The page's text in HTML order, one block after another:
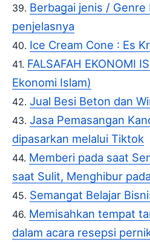
Berbagai jenis / Genre
penjelasnya
Ice Cream Cone : Es
FALSAFAH EKONOMI
Ekonomi Islam)
Jual Besi Beton dan
Jasa Pemasangan
dipasarkan melalui Tiktok
Memberi pada saat
saat Sulit, Menghibur
Semangat Belajar
Memisahkan tempat
dalam acara resepsi